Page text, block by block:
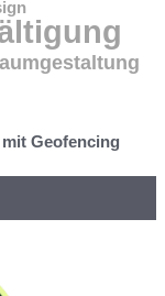
Geofencing